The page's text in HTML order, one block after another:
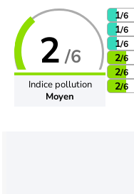
2 /6
Indice pollution
Moyen
1/6
1/6
1/6
2/6
2/6
2/6